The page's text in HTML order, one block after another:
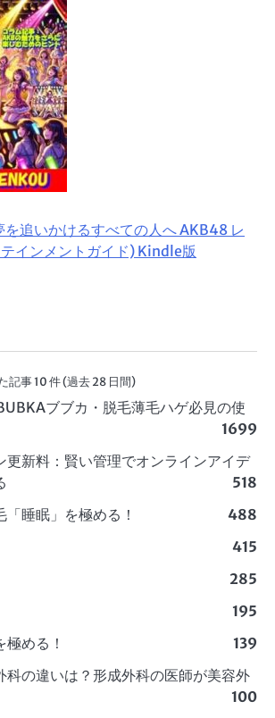
追いかけるすべての人へ AKB48 レ
インメントガイド) Kindle版
記事 10 件 (過去 28 日間)
ブブカ・脱毛薄毛ハゲ必見の使
1699
更新料：賢い管理でオンラインアイデ
518
睡眠」を極める！
488
415
285
195
める！
139
科の違いは？形成外科の医師が美容外
100